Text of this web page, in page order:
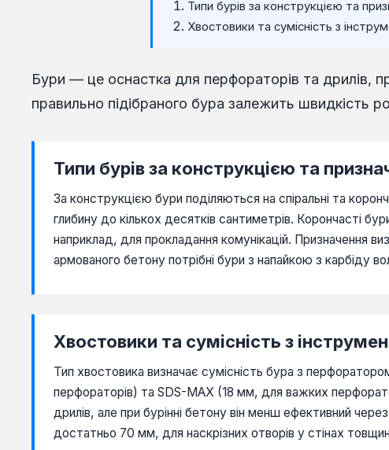
Типи бурів за конструкцією та
Хвостовики та сумісність з
Бури — це оснастка для перфораторів та дрилів,
правильно підібраного бура залежить швидкість
Типи бурів за конструкцією та
За конструкцією бури поділяються на спіральні та
глибину до кількох десятків сантиметрів. Корончасті
наприклад, для прокладання комунікацій. Призначення
армованого бетону потрібні бури з напайкою з карбіду
Хвостовики та сумісність з
Тип хвостовика визначає сумісність бура з
перфораторів) та SDS-MAX (18 мм, для важких
дрилів, але при бурінні бетону він менш ефективний
достатньо 70 мм, для наскрізних отворів у стінах